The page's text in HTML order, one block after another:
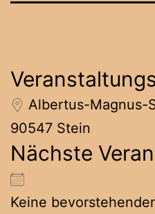
Albertus-Magnus-
90547 Stein
Nächste
Keine